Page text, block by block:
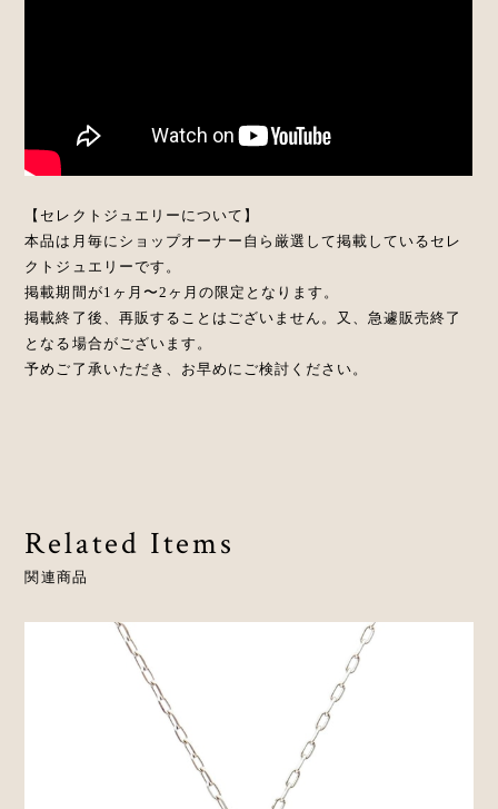
【セレクトジュエリーについて】
本品は月毎にショップオーナー自ら厳選して掲載しているセレ
クトジュエリーです。
掲載期間が1ヶ月〜2ヶ月の限定となります。
掲載終了後、再販することはございません。又、急遽販売終了
となる場合がございます。
予めご了承いただき、お早めにご検討ください。
Related Items
関連商品